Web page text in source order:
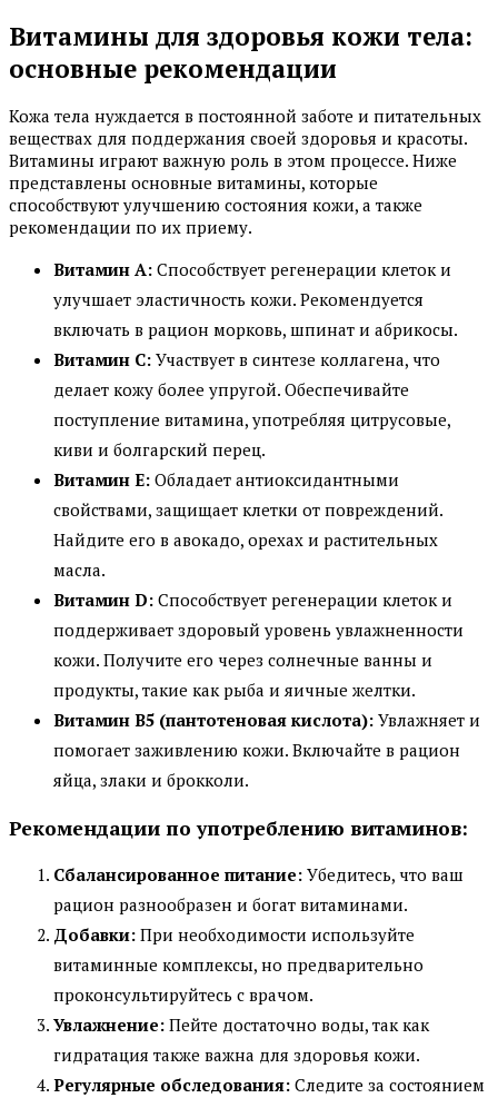
Витамины для здоровья кожи тела:
основные рекомендации
Кожа тела нуждается в постоянной заботе и питательных
веществах для поддержания своей здоровья и красоты.
Витамины играют важную роль в этом процессе. Ниже
представлены основные витамины, которые
способствуют улучшению состояния кожи, а также
рекомендации по их приему.
Витамин A: Способствует регенерации клеток и
улучшает эластичность кожи. Рекомендуется
включать в рацион морковь, шпинат и абрикосы.
Витамин C: Участвует в синтезе коллагена, что
делает кожу более упругой. Обеспечивайте
поступление витамина, употребляя цитрусовые,
киви и болгарский перец.
Витамин E: Обладает антиоксидантными
свойствами, защищает клетки от повреждений.
Найдите его в авокадо, орехах и растительных
масла.
Витамин D: Способствует регенерации клеток и
поддерживает здоровый уровень увлажненности
кожи. Получите его через солнечные ванны и
продукты, такие как рыба и яичные желтки.
Витамин B5 (пантотеновая кислота): Увлажняет и
помогает заживлению кожи. Включайте в рацион
яйца, злаки и брокколи.
Рекомендации по употреблению витаминов:
Сбалансированное питание: Убедитесь, что ваш
рацион разнообразен и богат витаминами.
Добавки: При необходимости используйте
витаминные комплексы, но предварительно
проконсультируйтесь с врачом.
Увлажнение: Пейте достаточно воды, так как
гидратация также важна для здоровья кожи.
Регулярные обследования: Следите за состоянием